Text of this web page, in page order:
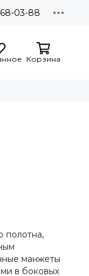
03-88
Корзина
полотна,
манжеты
в боковых